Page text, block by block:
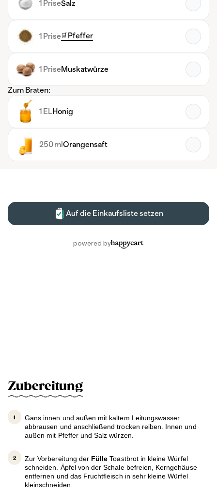
Zubereitung
Gans innen und außen mit kaltem Leitungswasser
abbrausen und anschließend trocken reiben. Innen und
außen mit Pfeffer und Salz würzen.
Zur Vorbereitung der FülleToastbrot in kleine Würfel
schneiden. Äpfel von der Schale befreien, Kerngehäuse
entfernen und das Fruchtfleisch in sehr kleine Würfel
kleinschneiden.